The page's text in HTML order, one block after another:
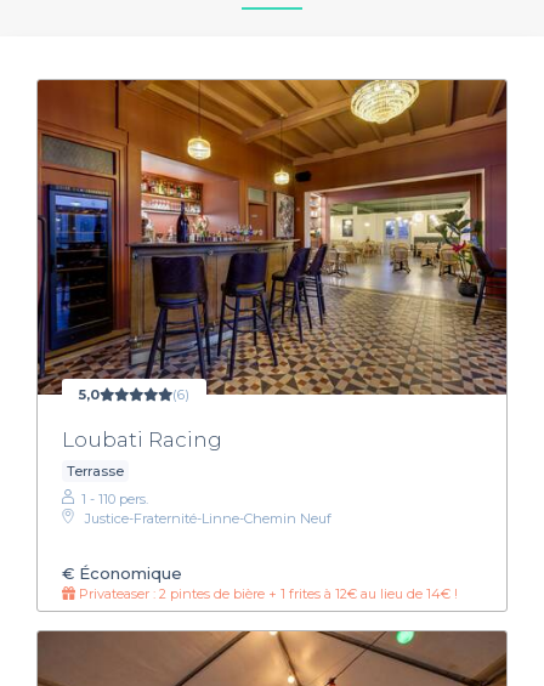
5,0 (6)
Loubati Racing
Terrasse
1 - 110 pers.
Justice-Fraternité-Linne-Chemin Neuf
€ Économique
Privateaser : 2 pintes de bière + 1 frites à 12€ au lieu de 14€ !